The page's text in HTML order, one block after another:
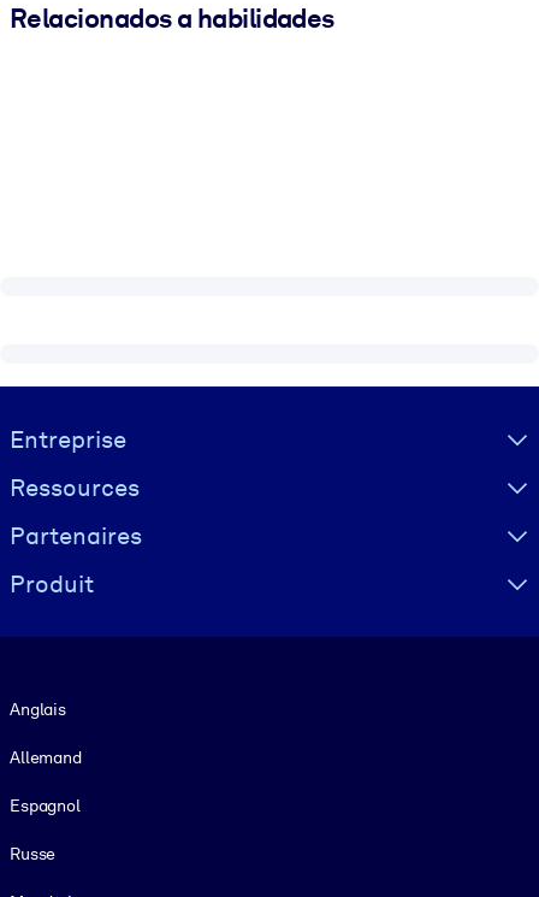
Relacionados a habilidades
Visually hidden Text
Entreprise
Ressources
Partenaires
Produit
Anglais
Allemand
Espagnol
Russe